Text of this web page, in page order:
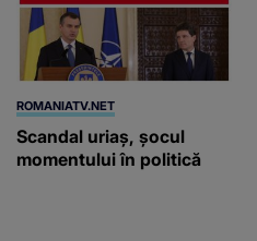
ROMANIATV.NET
Scandal uriaş, şocul
momentului în politică